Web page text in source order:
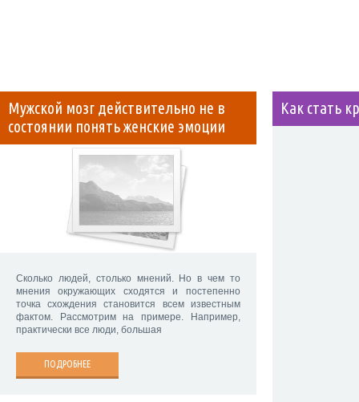
Мужской мозг действительно не в
состоянии понять женские эмоции
Сколько людей, столько мнений. Но в чем то
мнения окружающих сходятся и постепенно
точка схождения становится всем известным
фактом. Рассмотрим на примере. Например,
практически все люди, большая
ПОДРОБНЕЕ
Как стать